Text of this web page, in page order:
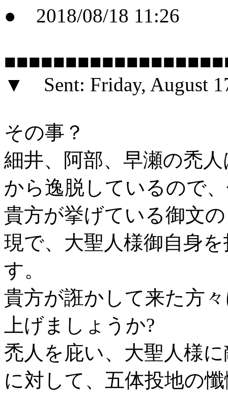
● 2018/08/18 11:26
▼ Sent: Friday, August
その事？
細井、阿部、早瀬の禿
から逸脱しているので
貴方が挙げている御文
現で、大聖人様御自身
す。
貴方が誑かして来た方
上げましょうか?
禿人を庇い、大聖人様
に対して、五体投地の